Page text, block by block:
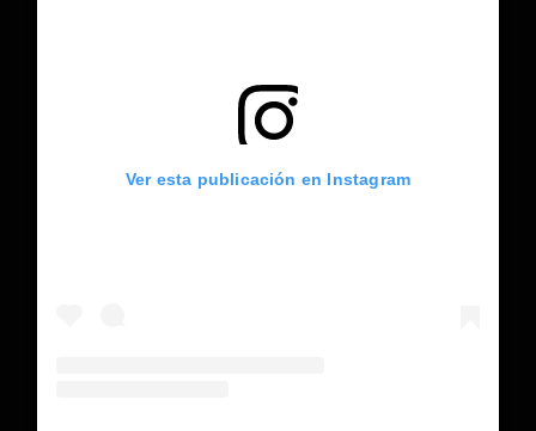
Ver esta publicación en Instagram